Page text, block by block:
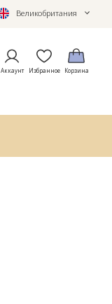
Великобритания
Аккаунт Избранное Корзина